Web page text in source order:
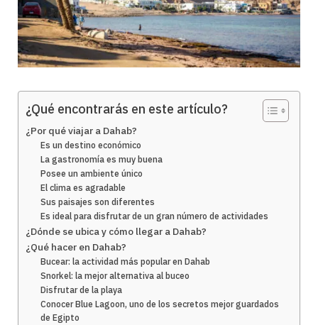
¿Qué encontrarás en este artículo?
¿Por qué viajar a Dahab?
Es un destino económico
La gastronomía es muy buena
Posee un ambiente único
El clima es agradable
Sus paisajes son diferentes
Es ideal para disfrutar de un gran número de actividades
¿Dónde se ubica y cómo llegar a Dahab?
¿Qué hacer en Dahab?
Bucear: la actividad más popular en Dahab
Snorkel: la mejor alternativa al buceo
Disfrutar de la playa
Conocer Blue Lagoon, uno de los secretos mejor guardados
de Egipto